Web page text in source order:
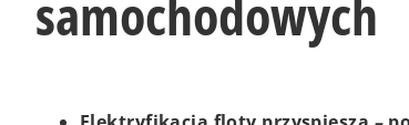
samochodowych